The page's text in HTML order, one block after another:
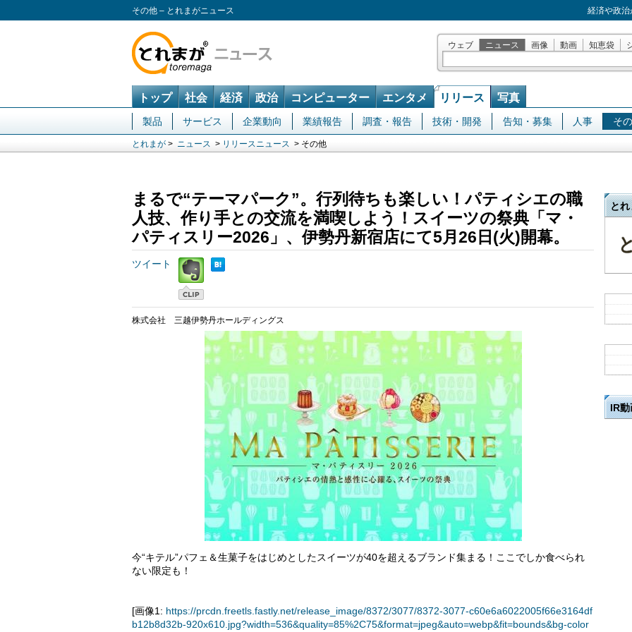
その他 – とれまがニュース 経済や政
ウェブ ニュース 画像 動画 知恵袋
トップ 社会 経済 政治 コンピューター エンタメ リリース 写真
製品 サービス 企業動向 業績報告 調査・報告 技術・開発 告知・募集 人事 そ
とれまが > ニュース > リリースニュース > その他
まるで“テーマパーク”。行列待ちも楽しい！パティシエの職
人技、作り手との交流を満喫しよう！スイーツの祭典「マ・
パティスリー2026」、伊勢丹新宿店にて5月26日(火)開幕。
ツイート
株式会社 三越伊勢丹ホールディングス
今“キテル”パフェ＆生菓子をはじめとしたスイーツが40を超えるブランド集まる！ここでしか食べられ
ない限定も！
[画像1: https://prcdn.freetls.fastly.net/release_image/8372/3077/8372-3077-c60e6a6022005f66e3164df
b12b8d32b-920x610.jpg?width=536&quality=85%2C75&format=jpeg&auto=webp&fit=bounds&bg-color
とれ
IR動